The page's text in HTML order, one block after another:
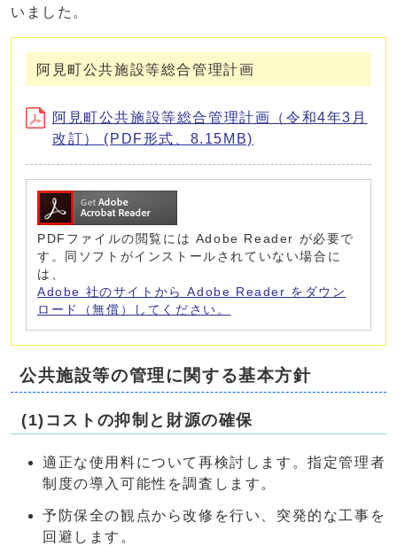
いました。
阿見町公共施設等総合管理計画
阿見町公共施設等総合管理計画（令和4年3月
改訂） (PDF形式、8.15MB)
PDFファイルの閲覧には Adobe Reader が必要で
す。同ソフトがインストールされていない場合に
は、
Adobe 社のサイトから Adobe Reader をダウン
ロード（無償）してください。
公共施設等の管理に関する基本方針
(1)コストの抑制と財源の確保
適正な使用料について再検討します。指定管理者
制度の導入可能性を調査します。
予防保全の観点から改修を行い、突発的な工事を
回避します。